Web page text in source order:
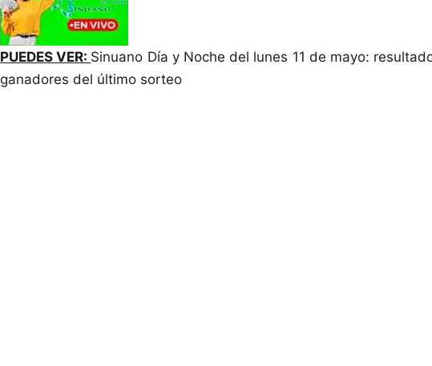
PUEDES VER: Sinuano Día y Noche del lunes 11 de mayo:
ganadores del último sorteo